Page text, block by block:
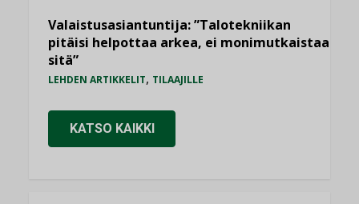
Valaistusasiantuntija: ”Talotekniikan
pitäisi helpottaa arkea, ei monimutkaistaa
sitä”
LEHDEN ARTIKKELIT, TILAAJILLE
KATSO KAIKKI